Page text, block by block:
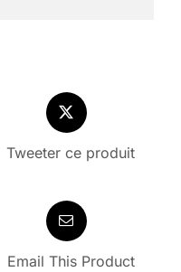
Tweeter ce produit
Email This Product